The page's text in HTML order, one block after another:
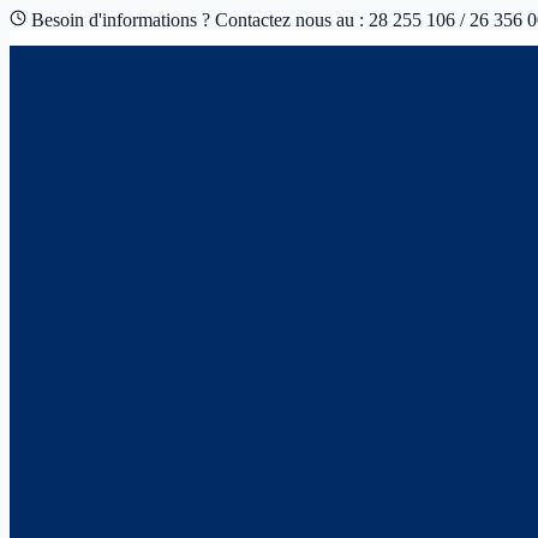
Besoin d'informations ? Contactez nous au : 28 255 106 / 26 356